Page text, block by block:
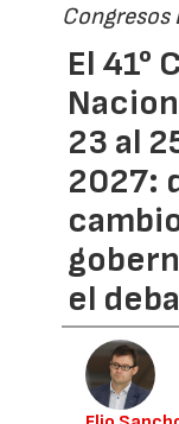
Congresos
El 41°
23 al
2027:
el